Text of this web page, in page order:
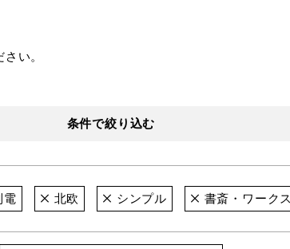
い。
条件で絞り込む
電 北欧 シンプル 書斎・ワーク